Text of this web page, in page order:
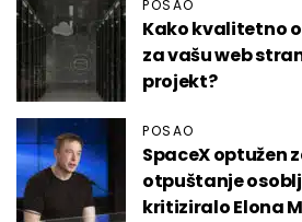
POSAO
Kako kvalitetno
za vašu web
projekt?
POSAO
SpaceX optužen
otpuštanje
kritiziralo Elona